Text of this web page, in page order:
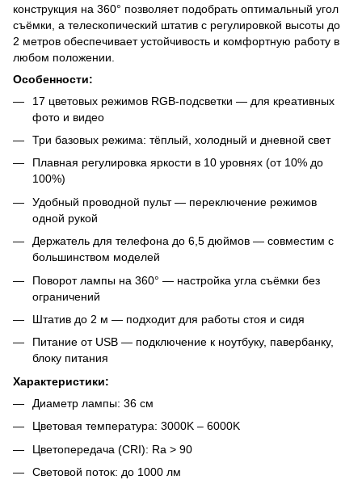
конструкция на 360° позволяет подобрать оптимальный угол
съёмки, а телескопический штатив с регулировкой высоты до
2 метров обеспечивает устойчивость и комфортную работу в
любом положении.
Особенности:
17 цветовых режимов RGB-подсветки — для креативных
фото и видео
Три базовых режима: тёплый, холодный и дневной свет
Плавная регулировка яркости в 10 уровнях (от 10% до
100%)
Удобный проводной пульт — переключение режимов
одной рукой
Держатель для телефона до 6,5 дюймов — совместим с
большинством моделей
Поворот лампы на 360° — настройка угла съёмки без
ограничений
Штатив до 2 м — подходит для работы стоя и сидя
Питание от USB — подключение к ноутбуку, павербанку,
блоку питания
Характеристики:
Диаметр лампы: 36 см
Цветовая температура: 3000K – 6000K
Цветопередача (CRI): Ra > 90
Световой поток: до 1000 лм